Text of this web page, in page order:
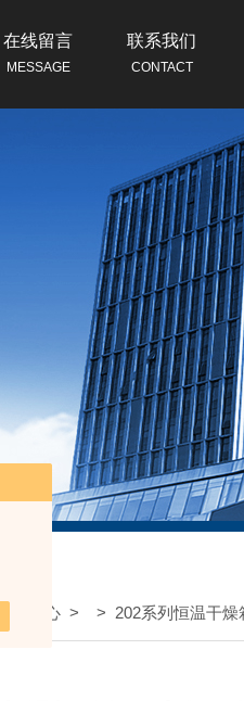
在线留言
MESSAGE
联系我们
CONTACT
产品中心 > > 202系列恒温干燥